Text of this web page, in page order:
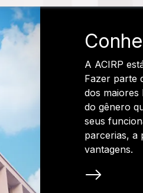
A ACIRP
Fazer parte
dos maiores
do gênero
seus
parcerias, a
vantagens.